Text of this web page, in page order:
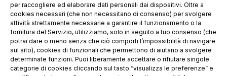
per raccogliere ed elaborare dati personali dai dispositivi. Oltre a
cookies necessari (che non necessitano di consenso) per svolgere
attività strettamente necessarie a garantire il funzionamento o la
fornitura del Servizio, utilizziamo, solo in seguito a tuo consenso (che
potrai dare o meno senza che ciò comporti l’impossibilità di navigare
sul sito), cookies di funzionali che permettono di aiutano a svolgere
determinate funzioni. Puoi liberamente accettare o rifiutare singole
categorie di cookies cliccando sul tasto “visualizza le preferenze” e